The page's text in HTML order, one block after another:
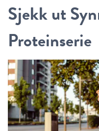
Sjekk ut
Proteinserie